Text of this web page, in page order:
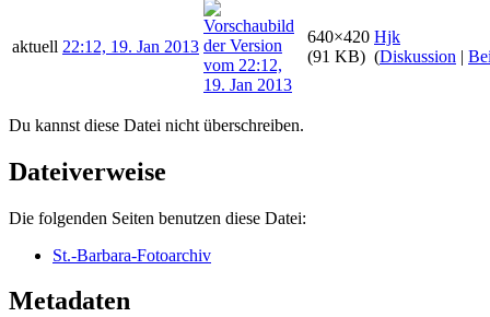
aktuell 22:12, 19. Jan 2013
640×420
(91 KB)
Hjk
(Diskussion |
Du kannst diese Datei nicht überschreiben.
Dateiverweise
Die folgenden Seiten benutzen diese Datei:
St.-Barbara-Fotoarchiv
Metadaten